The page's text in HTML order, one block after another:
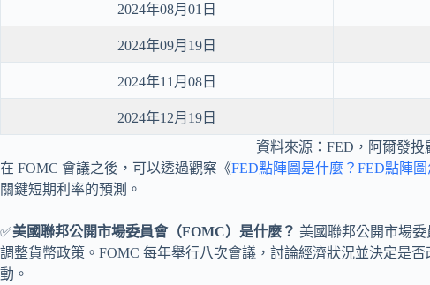
2024年08月01日
2024年09月19日
2024年11月08日
2024年12月19日
資料來源：FED，阿爾發投
在 FOMC 會議之後，可以透過觀察《FED點陣圖是什麼？FED點陣圖
關鍵短期利率的預測。
✅美國聯邦公開市場委員會（FOMC）是什麼？ 美國聯邦公開市場
調整貨幣政策。FOMC 每年舉行八次會議，討論經濟狀況並決定是
動。